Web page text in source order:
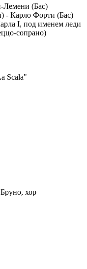
Лемени (Бас)
- Карло Форти (Бас)
I, под именем леди
сопрано)
Scala"
хор